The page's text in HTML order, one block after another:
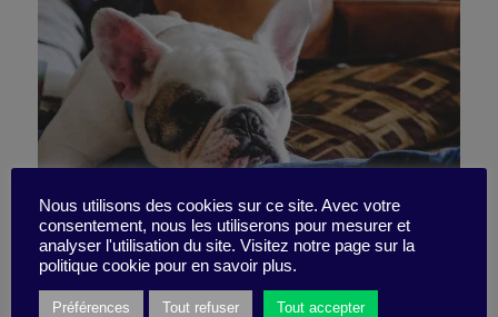
Mieux que le café – la super
sieste
Nous utilisons des cookies sur ce site. Avec votre
consentement, nous les utiliserons pour mesurer et
analyser l'utilisation du site. Visitez notre page sur la
politique cookie pour en savoir plus.
Préférences Tout refuser Tout accepter